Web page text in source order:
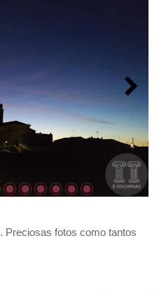
. Preciosas fotos como tantos